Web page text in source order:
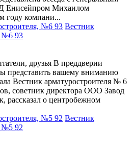
Енисейпром Михаилом
году компани...
Вестник
№6 93
друзья В преддверии
представить вашему вниманию
Вестник арматуростроителя № 6
советник директора ООО Завод
рассказал о центробежном
Вестник
№5 92